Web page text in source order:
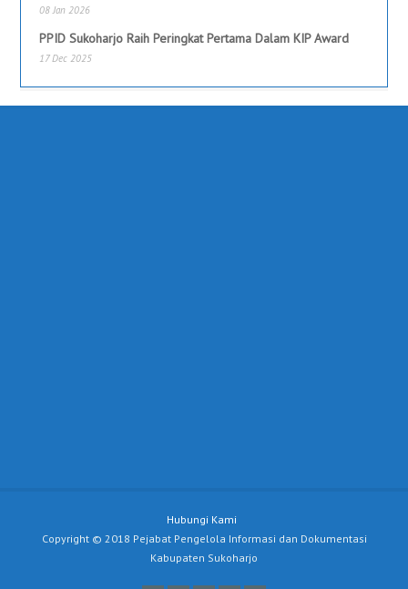
08 Jan 2026
PPID Sukoharjo Raih Peringkat Pertama Dalam KIP Award
17 Dec 2025
Hubungi Kami
Copyright © 2018 Pejabat Pengelola Informasi dan Dokumentasi
Kabupaten Sukoharjo